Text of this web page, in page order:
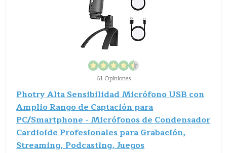
61 Opiniones
Photry Alta Sensibilidad Micrófono USB con
Amplio Rango de Captación para
PC/Smartphone - Micrófonos de Condensador
Cardioide Profesionales para Grabación,
Streaming, Podcasting, Juegos